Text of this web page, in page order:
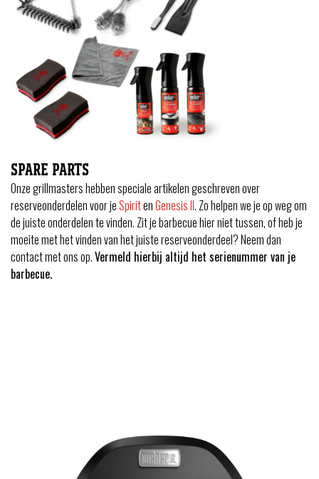
SPARE PARTS
Onze grillmasters hebben speciale artikelen geschreven over
reserveonderdelen voor jeSpiritenGenesis II. Zo helpen we je op weg om
de juiste onderdelen te vinden. Zit je barbecue hier niet tussen, of heb je
moeite met het vinden van het juiste reserveonderdeel? Neem dan
contact met ons op.Vermeld hierbij altijd het serienummer van je
barbecue.